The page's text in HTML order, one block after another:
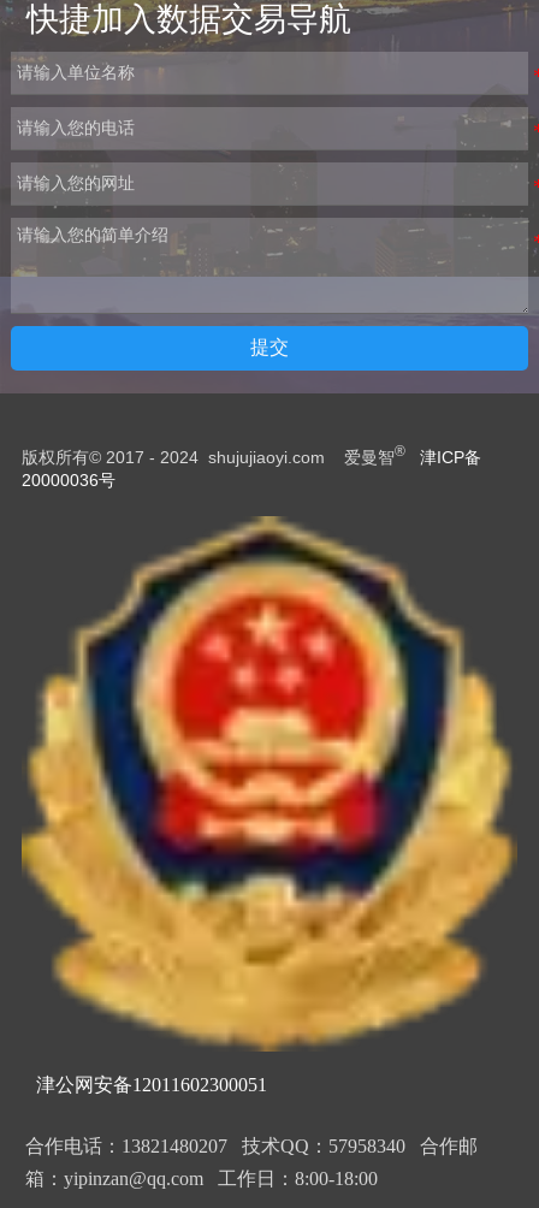
快捷加入数据交易导航
提交
版权所有© 2017 - 2024 shujujiaoyi.com 爱曼智®
津ICP备
20000036号
津公网安备12011602300051
合作电话：13821480207 技术QQ：57958340 合作邮
箱：yipinzan@qq.com 工作日：8:00-18:00